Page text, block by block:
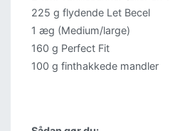
225 g flydende Let Becel
1 æg (Medium/large)
160 g Perfect Fit
100 g finthakkede mandler